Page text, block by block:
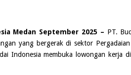
Medan September 2025 – PT.
yang bergerak di sektor Pergadaian
Indonesia membuka lowongan kerja di